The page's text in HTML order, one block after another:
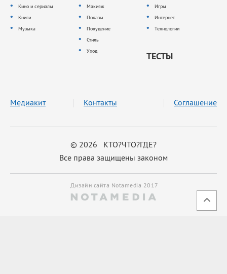
Кино и сериалы
Книги
Музыка
Макияж
Показы
Похудение
Стиль
Уход
Игры
Интернет
Технологии
ТЕСТЫ
© 2026 КТО?ЧТО?ГДЕ?
Все права защищены законом
Медиакит Контакты Соглашение
Дизайн сайта Notamedia 2017